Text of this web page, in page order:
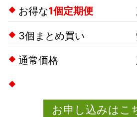
お得な1個定期便
3個まとめ買い
通常価格
お申し込みはこ